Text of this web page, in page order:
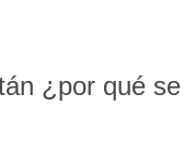
¿por qué se